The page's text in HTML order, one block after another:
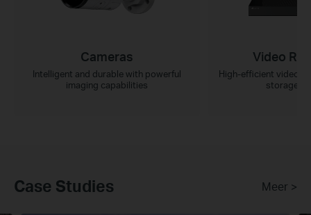
Cameras
Intelligent and durable with powerful
imaging capabilities
Video
High-efficient video
storage
Meer >
Case Studies